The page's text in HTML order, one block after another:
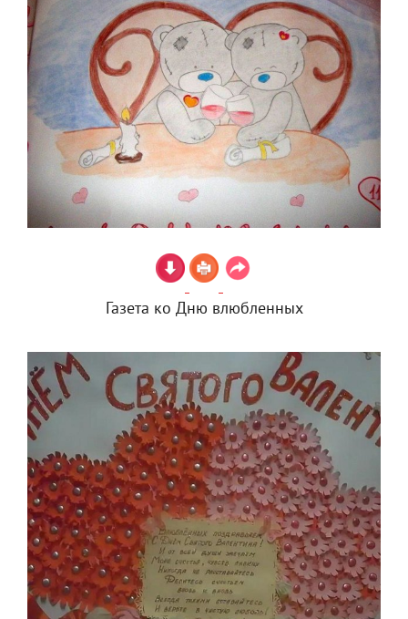
Газета ко Дню влюбленных